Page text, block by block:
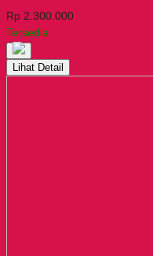
Rp 2.300.000
Tersedia
Lihat Detail